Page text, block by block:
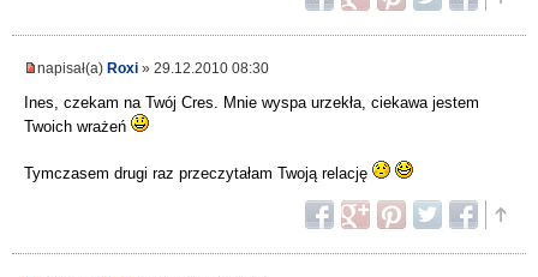
napisał(a) Roxi » 29.12.2010 08:30
Ines, czekam na Twój Cres. Mnie wyspa urzekła, ciekawa jestem
Twoich wrażeń
Tymczasem drugi raz przeczytałam Twoją relację